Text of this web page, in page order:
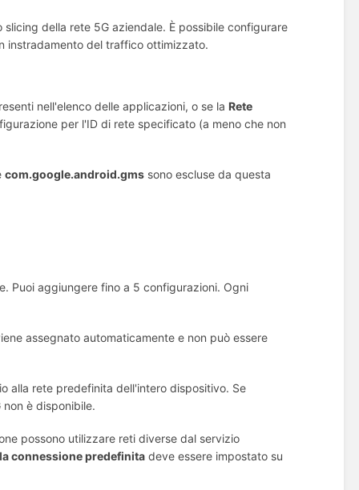
della rete 5G aziendale. È possibile configurare
instradamento del traffico ottimizzato.
nell'elenco delle applicazioni, o se la Rete
per l'ID di rete specificato (a meno che non
com.google.android.gms sono escluse da questa
Puoi aggiungere fino a 5 configurazioni. Ogni
assegnato automaticamente e non può essere
alla rete predefinita dell'intero dispositivo. Se
è disponibile.
possono utilizzare reti diverse dal servizio
connessione predefinita deve essere impostato su